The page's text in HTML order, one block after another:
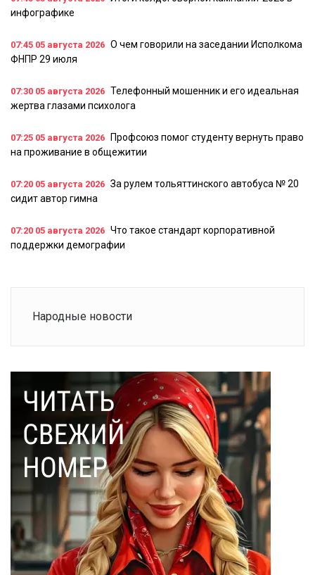
инфографике
07:45 05 августа 2026 О чем говорили на заседании Исполкома
ФНПР 29 июля
07:30 05 августа 2026 Телефонный мошенник и его идеальная
жертва глазами психолога
07:25 05 августа 2026
Профсоюз помог студенту вернуть право
на проживание в общежитии
07:20 05 августа 2026 За рулем тольяттинского автобуса № 20
сидит автор гимна
07:20 05 августа 2026 Что такое стандарт корпоративной
поддержки демографии
Народные новости